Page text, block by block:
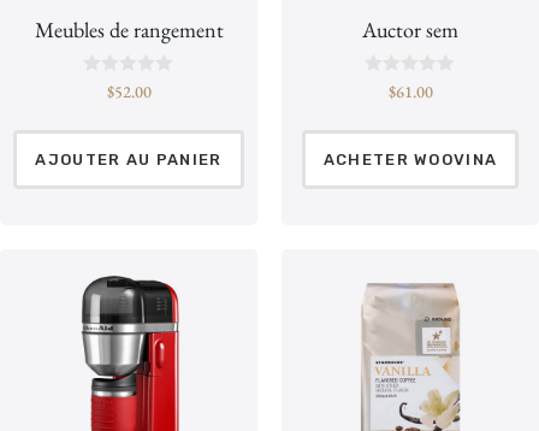
Meubles de rangement
$52.00
e
0
u
AJOUTER AU PANIER
Auctor sem
$61.00
e
0
u
ACHETER WOOVINA